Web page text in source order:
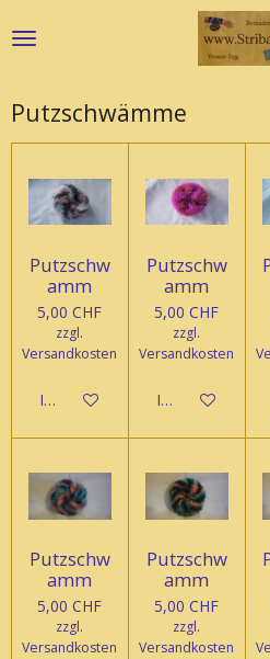
Hauptinhalt
Putzschwämme
Putzschw
amm
5,00 CHF
zzgl.
Versandkosten
In den Warenkorb
Putzschw
amm
5,00 CHF
zzgl.
Versandkosten
In den
Putzschw
amm
5,00 CHF
zzgl.
Versandkosten
Putzschw
amm
5,00 CHF
zzgl.
Versandkosten